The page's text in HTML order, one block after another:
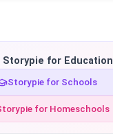
Storypie for Education
Storypie for Schools
for Homeschools